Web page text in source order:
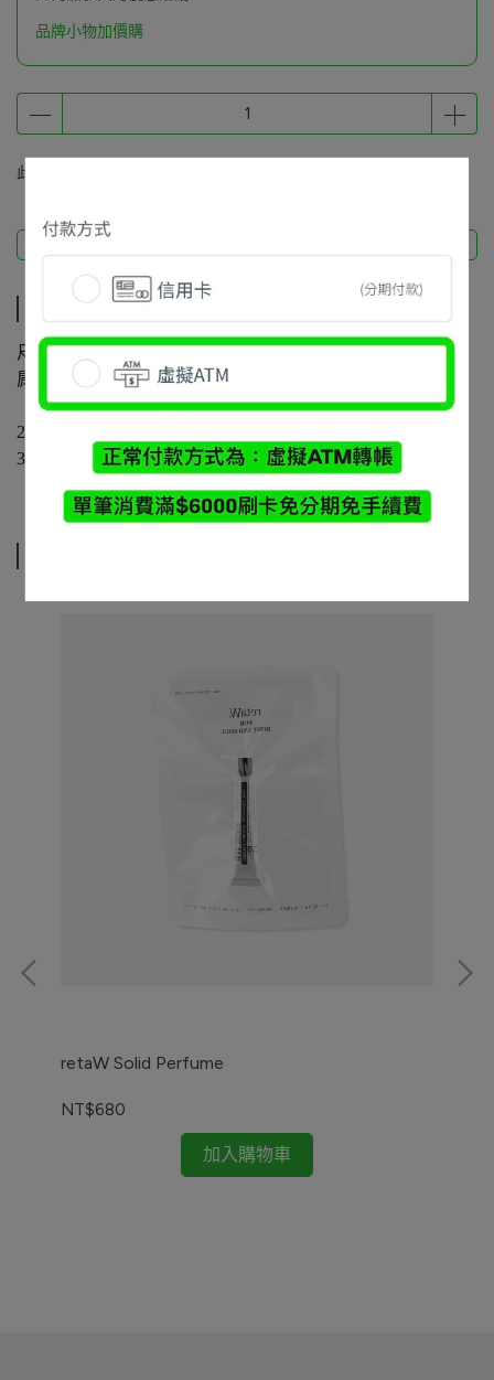
品牌小物加價購
此商品 「 最高 」可以折抵紅利
商品描述
尺寸數據 (CM)
肩寬 / 胸寬 / 袖長 / 衣長
2XL：55 / 57.5 / 23.5 / 72
3XL：57 / 60 / 24.5 / 74
retaW Solid Perfume
NT$680
加入購物車